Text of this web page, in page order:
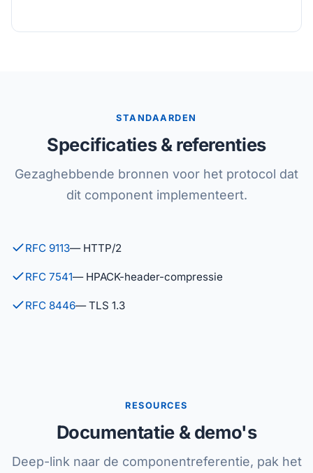
STANDAARDEN
Specificaties & referenties
Gezaghebbende bronnen voor het protocol dat
dit component implementeert.
RFC 9113— HTTP/2
RFC 7541— HPACK-header-compressie
RFC 8446— TLS 1.3
RESOURCES
Documentatie & demo's
Deep-link naar de componentreferentie, pak het